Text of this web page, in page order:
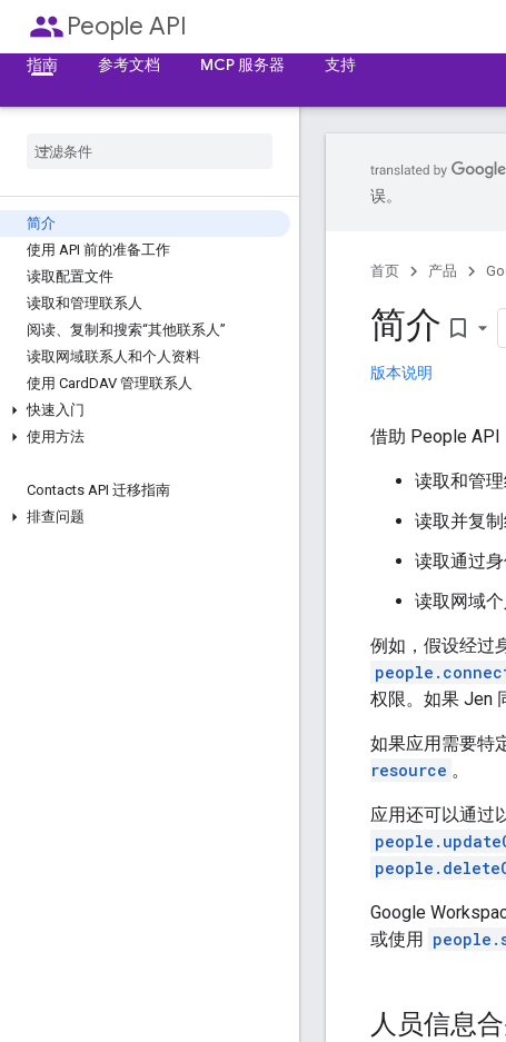
peoplePeople API
指南
参考文档 MCP 服务器 支持
简介
使用 API 前的准备工作
读取配置文件
读取和管理联系人
阅读、复制和搜索“其他联系人”
读取网域联系人和个人资料
使用 CardDAV 管理联系人
快速入门
使用方法
Contacts API 迁移指南
排查问题
误。
首页 产品
简介 bookmark_border
版本说明
借助 People API
读取和管
读取并复
读取通过
读取网域
例如，假设经过
权限。如果 Jen
如果应用需要特
resource 。
应用还可以通过
Google
或使用
人员信息